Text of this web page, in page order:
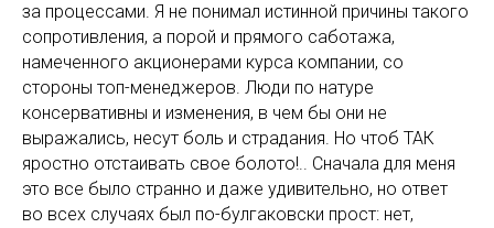
за процессами. Я не понимал истинной причины такого
сопротивления, а порой и прямого саботажа,
намеченного акционерами курса компании, со
стороны топ-менеджеров. Люди по натуре
консервативны и изменения, в чем бы они не
выражались, несут боль и страдания. Но чтоб ТАК
яростно отстаивать свое болото!.. Сначала для меня
это все было странно и даже удивительно, но ответ
во всех случаях был по-булгаковски прост: нет,